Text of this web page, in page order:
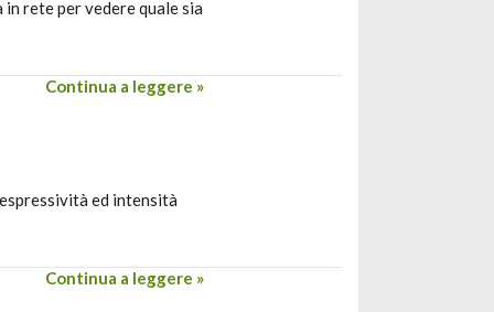
rete per vedere quale sia
Continua a leggere »
ed intensità
Continua a leggere »